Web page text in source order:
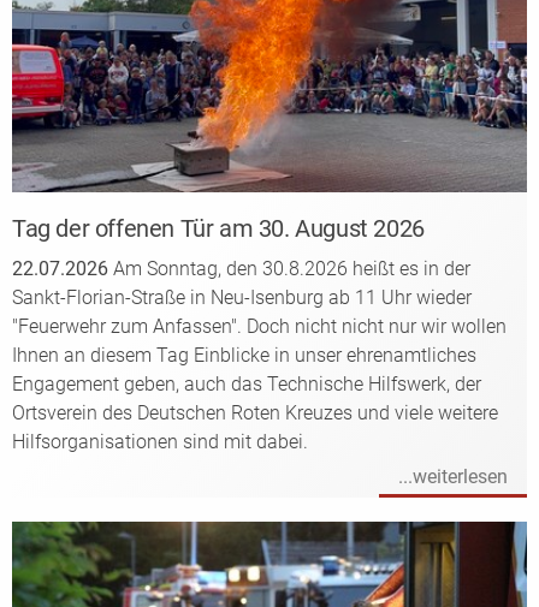
Tag der offenen Tür am 30. August 2026
22.07.2026 Am Sonntag, den 30.8.2026 heißt es in der
Sankt-Florian-Straße in Neu-Isenburg ab 11 Uhr wieder
"Feuerwehr zum Anfassen". Doch nicht nicht nur wir wollen
Ihnen an diesem Tag Einblicke in unser ehrenamtliches
Engagement geben, auch das Technische Hilfswerk, der
Ortsverein des Deutschen Roten Kreuzes und viele weitere
Hilfsorganisationen sind mit dabei.
...weiterlesen